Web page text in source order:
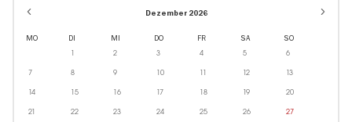
Dezember 2026
MO DI MI DO FR SA SO
1 2 3 4 5 6
7 8 9 10 11 12 13
14 15 16 17 18 19 20
21 22 23 24 25 26 27